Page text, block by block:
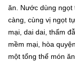
ăn. Nước dùng
càng, cùng vị ngọt
mại, dai dai, thấm
mềm mại, hòa
một tổng thể món